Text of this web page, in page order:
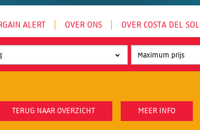
ALERT OVER ONS OVER COSTA DEL SOL
TERUG NAAR OVERZICHT MEER INFO